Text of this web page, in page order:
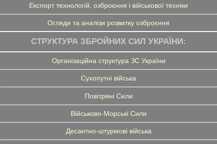
Експорт технологій, озброєння і військової техніки
Огляди та аналізи розвитку озброєння
СТРУКТУРА ЗБРОЙНИХ СИЛ УКРАЇНИ:
Організаційна структура ЗС України
Сухопутні війська
Повітряні Сили
Військово-Морські Сили
Десантно-штурмові війська